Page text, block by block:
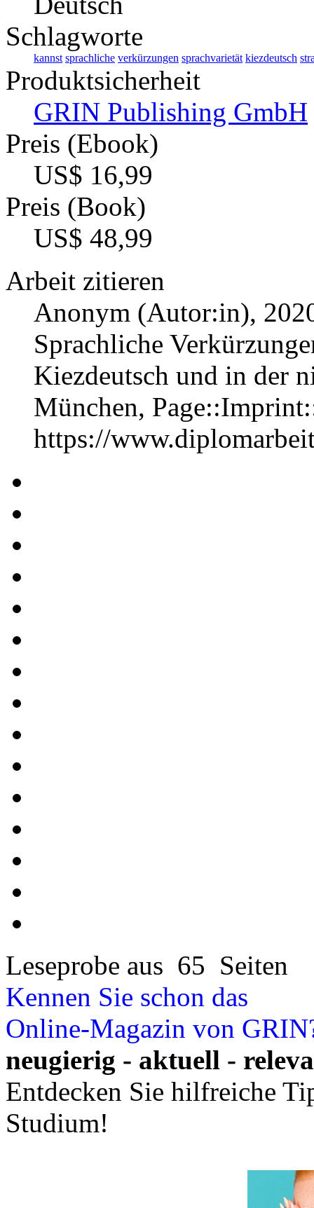
Schlagworte
kannst sprachliche verkürzungen sprachvarietät kiezdeutsch
Produktsicherheit
GRIN Publishing GmbH
Preis (Ebook)
US$ 16,99
Preis (Book)
US$ 48,99
Arbeit zitieren
Anonym (Autor:in),
Sprachliche
Kiezdeutsch und in der
München,
https://